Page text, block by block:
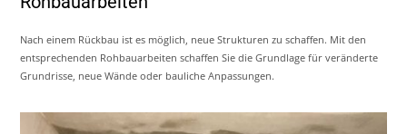
Nach einem Rückbau ist es möglich, neue Strukturen zu schaffen. Mit den
entsprechenden Rohbauarbeiten schaffen Sie die Grundlage für veränderte
Grundrisse, neue Wände oder bauliche Anpassungen.